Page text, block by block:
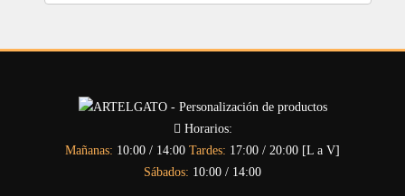
Horarios:
Mañanas: 10:00 / 14:00 Tardes: 17:00 / 20:00 [L a V]
Sábados: 10:00 / 14:00